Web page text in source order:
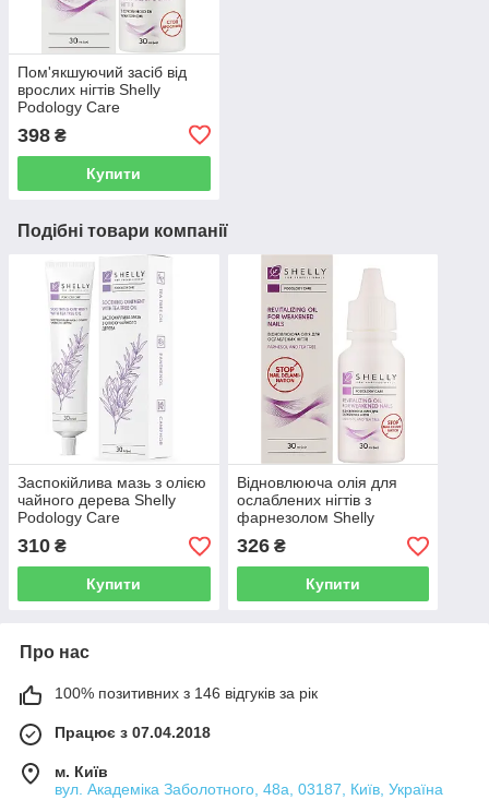
Пом'якшуючий засіб від
врослих нігтів Shelly
Podology Care
398 ₴
Купити
Подібні товари компанії
Заспокійлива мазь з олією
чайного дерева Shelly
Podology Care
310 ₴
Купити
Відновлююча олія для
ослаблених нігтів з
фарнезолом Shelly
Podology Care
326₴
Купити
Про нас
100% позитивних з 146 відгуків за рік
Працює з 07.04.2018
м. Київ
вул. Академіка Заболотного, 48а, 03187, Київ, Україна